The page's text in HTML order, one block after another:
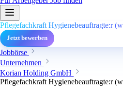
Pflegefachkraft Hygienebeauftragte:r
Jetzt bewerben
Jobbörse
Unternehmen
Korian Holding GmbH
Pflegefachkraft Hygienebeauftragte:r